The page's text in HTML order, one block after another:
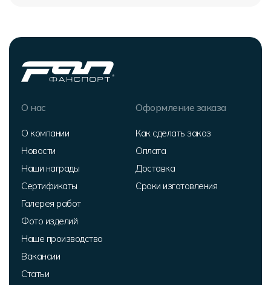
О нас
О компании
Новости
Наши награды
Сертификаты
Галерея работ
Фото изделий
Наше производство
Вакансии
Статьи
Оформление заказа
Как сделать заказ
Оплата
Доставка
Сроки изготовления